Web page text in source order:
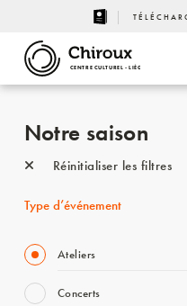
CENTRE CULTUREL - LIÈGE
Notre saison
Réinitialiser les filtres
Type d’événement
Ateliers
Concerts